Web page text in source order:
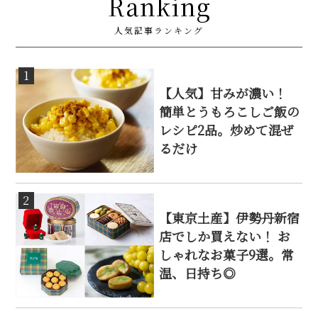
人気記事ランキング
1
【人気】甘みが濃い！
簡単とうもろこしご飯の
レシピ2品。炒めて混ぜ
るだけ
2
【東京土産】伊勢丹新宿
店でしか買えない！ お
しゃれなお菓子9選。常
温、日持ち◎